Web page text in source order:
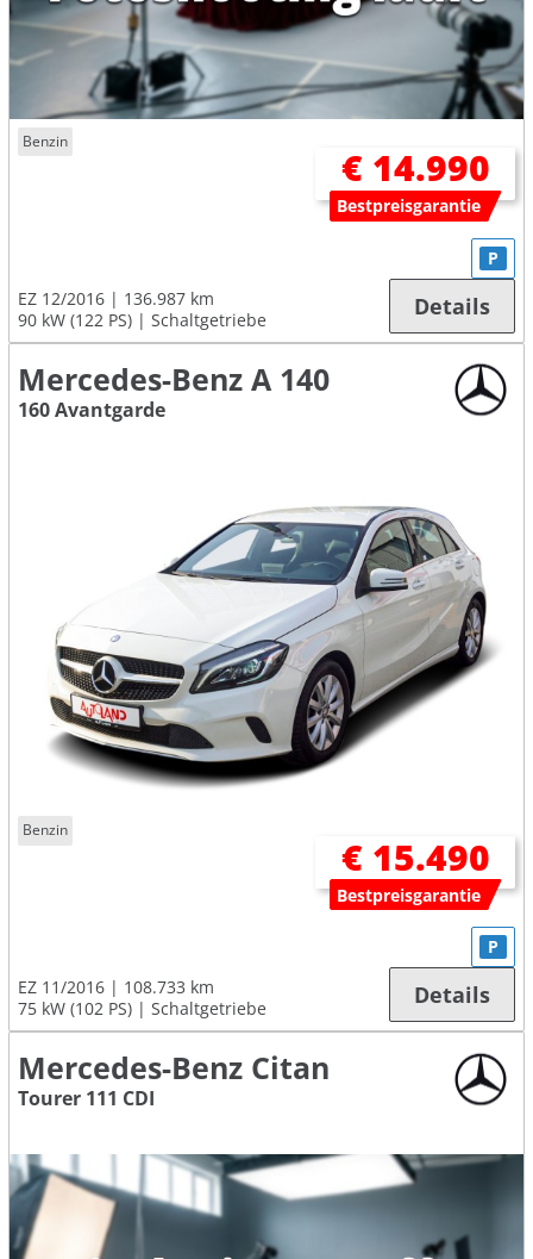
Benzin
€ 14.990
Bestpreisgarantie
EZ 12/2016
136.987 km
90 kW (122 PS)
Schaltgetriebe
P
Details
Mercedes-Benz A 140
160 Avantgarde
Benzin
€ 15.490
Bestpreisgarantie
EZ 11/2016
108.733 km
75 kW (102 PS)
Schaltgetriebe
P
Details
Mercedes-Benz Citan
Tourer 111 CDI